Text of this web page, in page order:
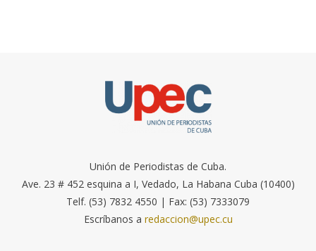
Unión de Periodistas de Cuba.
Ave. 23 # 452 esquina a I, Vedado, La Habana Cuba (10400)
Telf. (53) 7832 4550 | Fax: (53) 7333079
Escríbanos a redaccion@upec.cu